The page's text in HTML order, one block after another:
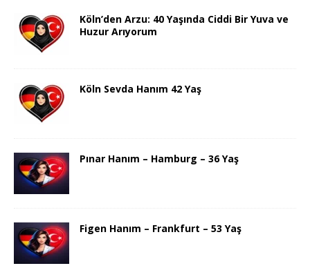
Köln’den Arzu: 40 Yaşında Ciddi Bir Yuva ve
Huzur Arıyorum
Köln Sevda Hanım 42 Yaş
Pınar Hanım – Hamburg – 36 Yaş
Figen Hanım – Frankfurt – 53 Yaş